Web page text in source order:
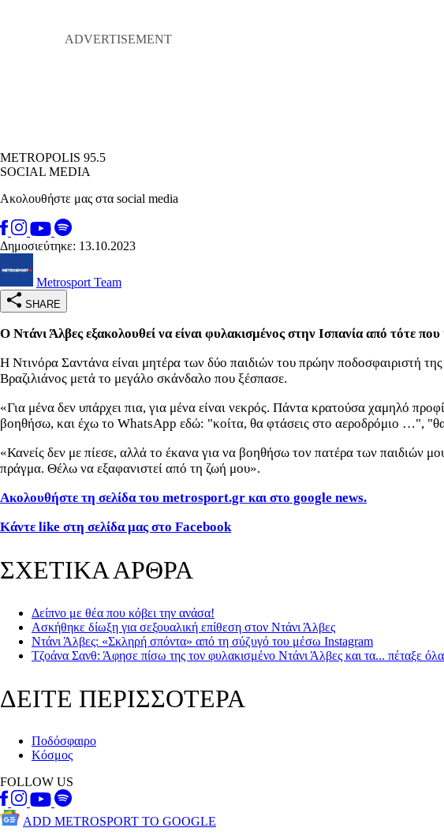
METROPOLIS 95.5
SOCIAL MEDIA
Ακολουθήστε μας στα social media
Δημοσιεύτηκε: 13.10.2023
Metrosport Team
SHARE
Ο Ντάνι Άλβες εξακολουθεί να είναι φυλακισμένος στην Ισπανία από τότε
Η Ντινόρα Σαντάνα είναι μητέρα των δύο παιδιών του πρώην ποδοσφαιριστή
Βραζιλιάνος μετά το μεγάλο σκάνδαλο που ξέσπασε.
«Για μένα δεν υπάρχει πια, για μένα είναι νεκρός. Πάντα κρατούσα χαμηλό
βοηθήσω, και έχω το WhatsApp εδώ: "κοίτα, θα φτάσεις στο αεροδρόμιο …",
«Κανείς δεν με πίεσε, αλλά το έκανα για να βοηθήσω τον πατέρα των παιδιών
πράγμα. Θέλω να εξαφανιστεί από τη ζωή μου».
Ακολουθήστε τη σελίδα του metrosport.gr και στο google news.
Κάντε like στη σελίδα μας στο Facebook
ΣΧΕΤΙΚΑ ΑΡΘΡΑ
Δείπνο με θέα που κόβει την ανάσα!
Ασκήθηκε δίωξη για σεξουαλική επίθεση στον Ντάνι Άλβες
Ντάνι Άλβες: «Σκληρή σπόντα» από τη σύζυγό του μέσω Instagram
Τζοάνα Σανθ: Άφησε πίσω της τον φυλακισμένο Ντάνι Άλβες και τα... πέταξε όλα
ΔΕΙΤΕ ΠΕΡΙΣΣΟΤΕΡΑ
Ποδόσφαιρο
Κόσμος
FOLLOW US
ADD METROSPORT TO GOOGLE